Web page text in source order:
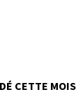
CETTE MOIS